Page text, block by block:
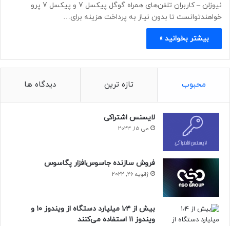
نیوزلن – کاربران تلفن‌های همراه گوگل پیکسل 7 و پیکسل 7 پرو
خواهندتوانست تا بدون نیاز به پرداخت هزینه برای…
بیشتر بخوانید »
محبوب تازه ترین دیدگاه ها
لایسنس اشتراکی
می 15, 2023
فروش سازنده جاسوس‌افزار پگاسوس
ژانویه 26, 2022
بیش از ۱٫۴ میلیارد دستگاه از ویندوز ۱۰ و
ویندوز ۱۱ استفاده می‌کنند